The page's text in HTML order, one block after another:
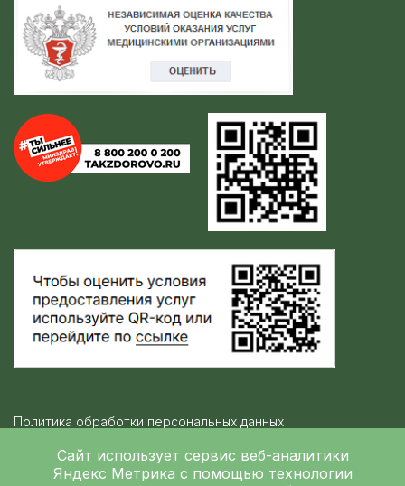
Сайт использует сервис веб-аналитики
Яндекс Метрика с помощью технологии
Политика обработки персональных данных